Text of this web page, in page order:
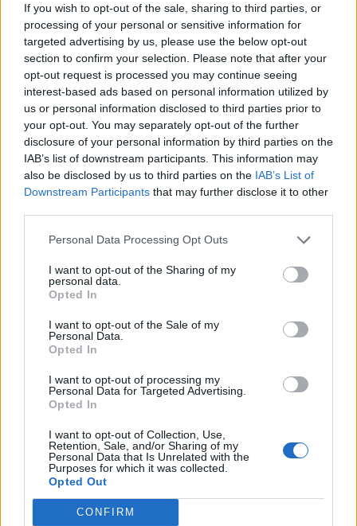
If you wish to opt-out of the sale, sharing to third parties, or
processing of your personal or sensitive information for
targeted advertising by us, please use the below opt-out
section to confirm your selection. Please note that after your
opt-out request is processed you may continue seeing
interest-based ads based on personal information utilized by
us or personal information disclosed to third parties prior to
your opt-out. You may separately opt-out of the further
disclosure of your personal information by third parties on the
IAB’s list of downstream participants. This information may
also be disclosed by us to third parties on the IAB’s List of
Downstream Participants that may further disclose it to other
Personal Data Processing Opt Outs
I want to opt-out of the Sharing of my
personal data.
Opted In
I want to opt-out of the Sale of my
Personal Data.
Opted In
I want to opt-out of processing my
Personal Data for Targeted Advertising.
Opted In
I want to opt-out of Collection, Use,
Retention, Sale, and/or Sharing of my
Personal Data that Is Unrelated with the
Purposes for which it was collected.
Opted Out
CONFIRM
ΣΧΕΤΙΚΑ ΑΡΘΡΑ
Η Toshiba παρουσιάζει τους εξελιγμένους
φορητούς σκληρούς δίσκους CANVIO για
ασφαλή αποθήκευση προσωπικών
δεδομένων
videowall με πολλαπλές οθόνες
Η Toshiba παρουσιάζει το Toshiba Cloud
ΕΓΓΡΑΦΗ ΣΤΟ NEWSLETTER
ΤΕΛΕΥΤΑΙΟ ΤΕΥΧΟΣ
Περιεχόμενα τεύχους